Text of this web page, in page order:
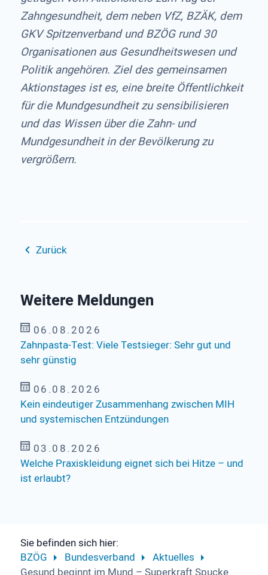
Zahngesundheit, dem neben VfZ, BZÄK, dem
GKV Spitzenverband und BZÖG rund 30
Organisationen aus Gesundheitswesen und
Politik angehören. Ziel des gemeinsamen
Aktionstages ist es, eine breite Öffentlichkeit
für die Mundgesundheit zu sensibilisieren
und das Wissen über die Zahn- und
Mundgesundheit in der Bevölkerung zu
vergrößern.
Zurück
Weitere Meldungen
06.08.2026
Zahnpasta-Test: Viele Testsieger: Sehr gut und
sehr günstig
06.08.2026
Kein eindeutiger Zusammenhang zwischen MIH
und systemischen Entzündungen
03.08.2026
Welche Praxiskleidung eignet sich bei Hitze – und
ist erlaubt?
Sie befinden sich hier:
BZÖG
Bundesverband
Aktuelles